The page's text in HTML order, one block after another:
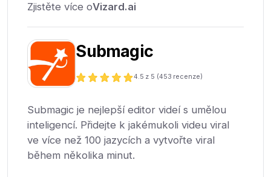
Zjistěte více oVizard.ai
Submagic
4.5 z 5 (453 recenze)
Submagic je nejlepší editor videí s umělou
inteligencí. Přidejte k jakémukoli videu viral
ve více než 100 jazycích a vytvořte viral
během několika minut.